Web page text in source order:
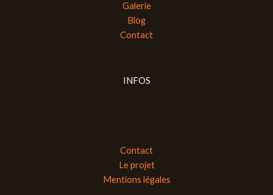
Galerie
Blog
Contact
INFOS
Contact
Le projet
Mentions légales